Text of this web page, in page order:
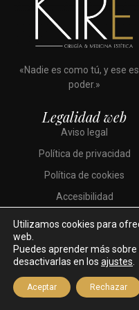
«Nadie es como tú, y ese
poder.»
Legalidad web
Aviso legal
Política de privacidad
Política de cookies
Accesibilidad
Clínica Kiré © 2026.
Utilizamos cookies para
web.
Puedes aprender más
desactivarlas en los ajustes
Aceptar Rechazar